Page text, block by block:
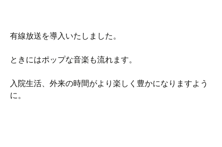
有線放送を導入いたしました。
ときにはポップな音楽も流れます。
入院生活、外来の時間がより楽しく豊かになりますよう
に。